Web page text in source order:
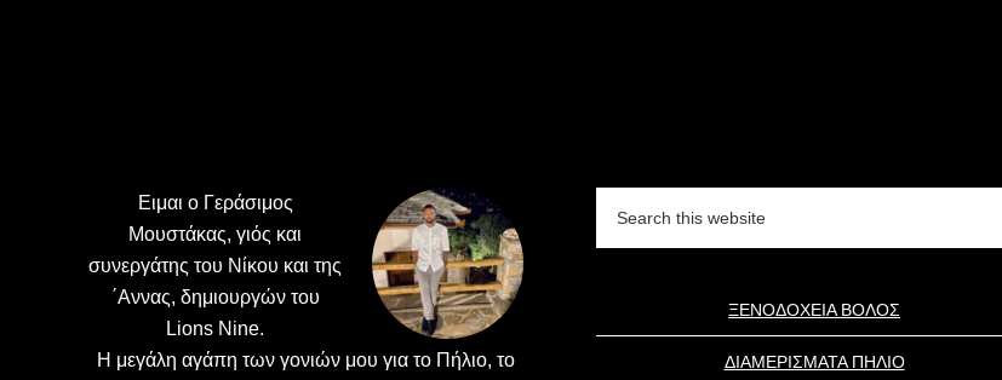
Ειμαι ο Γεράσιμος
Μουστάκας, γιός και
συνεργάτης του Νίκου και της
΄Αννας, δημιουργών του
Lions Nine.
H μεγάλη αγάπη των γονιών μου για το Πήλιο, το
ΞΕΝΟΔΟΧΕΙΑ ΒΟΛΟΣ
ΔΙΑΜΕΡΙΣΜΑΤΑ ΠΗΛΙΟ